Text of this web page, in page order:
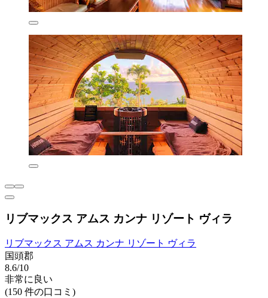
リブマックス アムス カンナ リゾート ヴィラ
リブマックス アムス カンナ リゾート ヴィラ
国頭郡
8.6/10
非常に良い
(150 件の口コミ)